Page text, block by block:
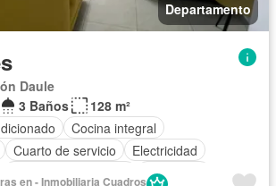
Departamento
Daule
3 Baños
128 m²
Cocina integral
Cuarto de servicio
Electricidad
Seguridad
en - Inmobiliaria Cuadros